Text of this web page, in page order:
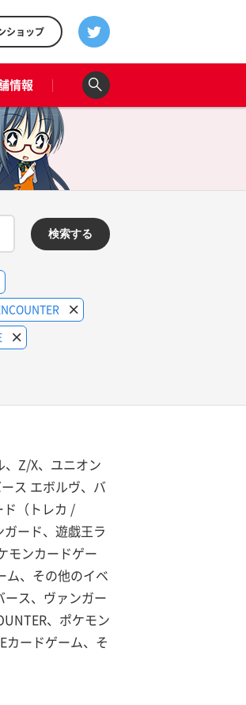
ショップ
情報
検索する
、Z/X、ユニオン
ス エボルヴ、バ
ド（トレカ /
ード、遊戯王ラ
モンカードゲー
ム、その他のイベ
ース、ヴァンガー
、ポケモン
カードゲーム、そ